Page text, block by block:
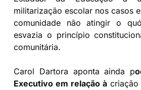
militarização escolar nos casos
comunidade não atingir o
esvazia o princípio
comunitária.
Carol Dartora aponta ainda p
Executivo em relação àcriação